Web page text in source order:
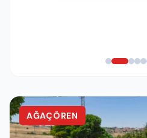
AĞAÇÖREN